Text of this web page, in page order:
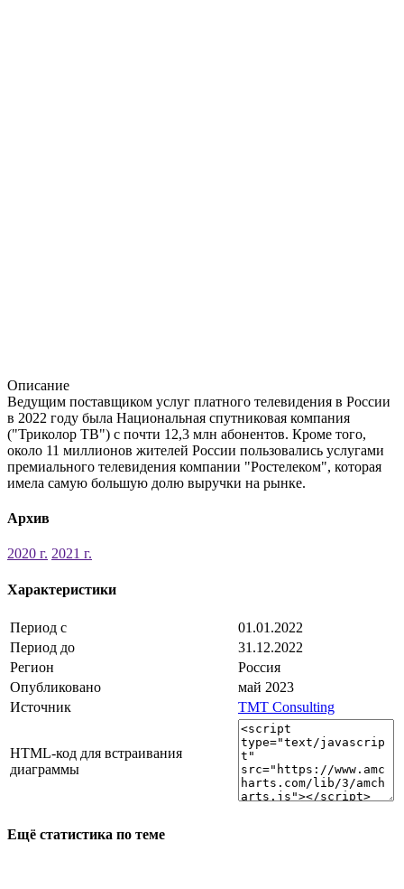
Описание
Ведущим поставщиком услуг платного телевидения в России
в 2022 году была Национальная спутниковая компания
("Триколор ТВ") с почти 12,3 млн абонентов. Кроме того,
около 11 миллионов жителей России пользовались услугами
премиального телевидения компании "Ростелеком", которая
имела самую большую долю выручки на рынке.
Архив
2020 г. 2021 г.
Характеристики
Период с
01.01.2022
Период до
31.12.2022
Регион
Россия
Опубликовано
май 2023
Источник
TMT Consulting
HTML-код для встраивания
диаграммы
Ещё статистика по теме